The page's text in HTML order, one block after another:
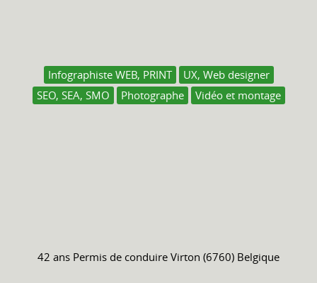
Infographiste WEB, PRINT
UX, Web designer
SEO, SEA, SMO
Photographe Vidéo et montage
42 ans Permis de conduire Virton (6760) Belgique